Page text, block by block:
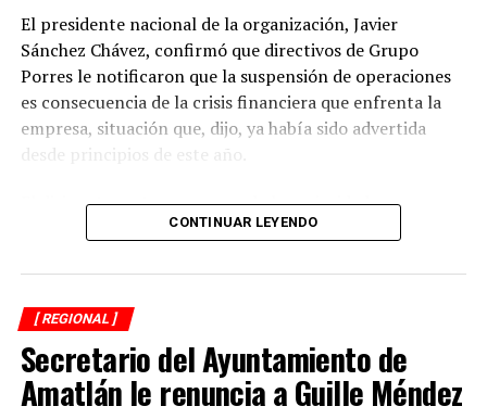
El presidente nacional de la organización, Javier
Sánchez Chávez, confirmó que directivos de Grupo
Porres le notificaron que la suspensión de operaciones
es consecuencia de la crisis financiera que enfrenta la
empresa, situación que, dijo, ya había sido advertida
desde principios de este año.
El dirigente sostuvo que una de las prioridades es
garantizar que los productores reciban el pago íntegro
empresa se comprometió a cubrir los adeudos conforme
a la ley y a los acuerdos establecidos al concluir la
molienda.
El Ingenio San Pedro abastecía entre 17 mil y 18 mil
hectáreas de cultivo y concentraba la producción de
CONTINUAR LEYENDO
[ REGIONAL ]
Secretario del Ayuntamiento de
Amatlán le renuncia a Guille Méndez